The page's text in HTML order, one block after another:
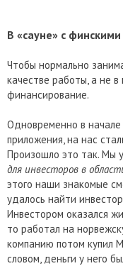
В «сауне» с
Чтобы нормально
качестве работы, а не
финансирование.
Одновременно в начале
приложения, на нас
Произошло это так. Мы
для инвесторов в
этого наши знакомые
удалось найти
Инвестором оказался
то работал на
компанию потом купил
словом, деньги у него